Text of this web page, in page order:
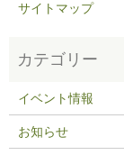
サイトマップ
イベント情報
お知らせ